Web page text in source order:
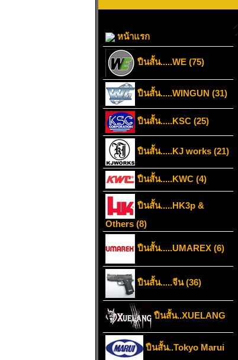
หน้าแรก
ปืนสั้น.....WE (75)
ปืนสั้น.....WINGUN (31)
ปืนสั้น.....KSC (25)
ปืนสั้น.....KJ works (21)
ปืนสั้น.....KWC (4)
ปืนสั้น.....HK3p &
Others (8)
ปืนสั้น.....UMAREX (6)
ปืนสั้น.....จีน (36)
ปืนสั้น..XUELANG
ปืนสั้น..Tokyo Marui